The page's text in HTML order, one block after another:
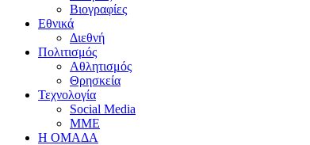
Βιογραφίες
Εθνικά
Διεθνή
Πολιτισμός
Αθλητισμός
Θρησκεία
Τεχνολογία
Social Media
ΜΜΕ
Η ΟΜΑΔΑ